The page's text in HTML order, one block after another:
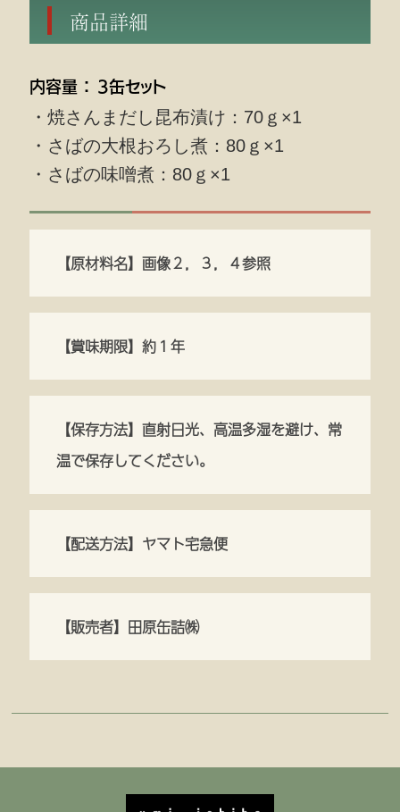
商品詳細
内容量 ： ３缶セット
・焼さんまだし昆布漬け：70ｇ×1
・さばの大根おろし煮：80ｇ×1
・さばの味噌煮：80ｇ×1
【原材料名】画像２，３，４参照
【賞味期限】約１年
【保存方法】直射日光、高温多湿を避け、常
温で保存してください。
【配送方法】ヤマト宅急便
【販売者】田原缶詰㈱